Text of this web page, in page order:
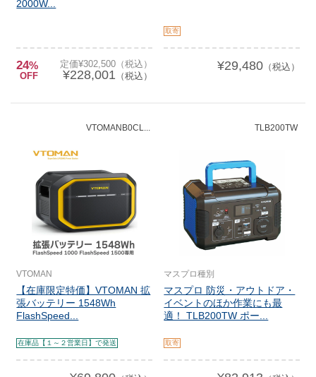
2000W...
24%
OFF
定価¥302,500（税込）
¥228,001 （税込）
取寄
¥29,480（税込）
VTOMANB0CL...
VTOMAN
【在庫限定特価】VTOMAN 拡
張バッテリー 1548Wh
FlashSpeed...
在庫品【１～２営業日】で発送
TLB200TW
マスプロ種別
マスプロ 防災・アウトドア・
イベントのほか作業にも最
適！ TLB200TW ポー...
取寄